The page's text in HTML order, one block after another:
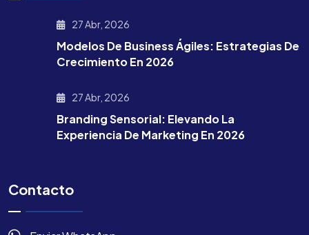
27 Abr, 2026
Modelos De Business Ágiles: Estrategias De
Crecimiento En 2026
27 Abr, 2026
Branding Sensorial: Elevando La
Experiencia De Marketing En 2026
Contacto